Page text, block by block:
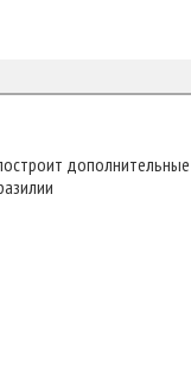
дополнительные